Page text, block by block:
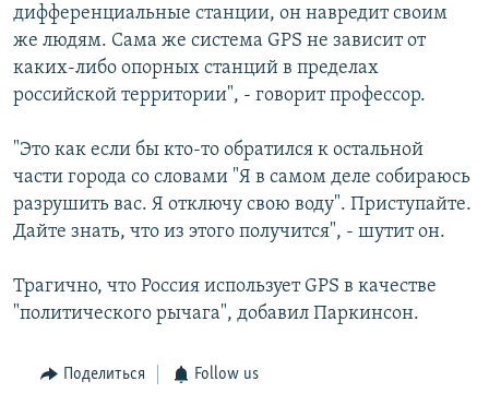
дифференциальные станции, он навредит своим
же людям. Сама же система GPS не зависит от
каких-либо опорных станций в пределах
российской территории", - говорит профессор.
"Это как если бы кто-то обратился к остальной
части города со словами "Я в самом деле собираюсь
разрушить вас. Я отключу свою воду". Приступайте.
Дайте знать, что из этого получится", - шутит он.
Трагично, что Россия использует GPS в качестве
"политического рычага", добавил Паркинсон.
Поделиться Follow us